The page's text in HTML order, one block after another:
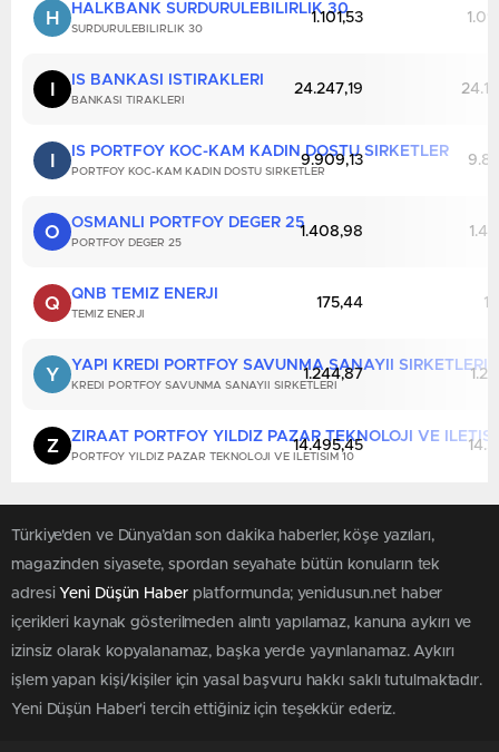
H HALKBANK SURDURULEBILIRLIK 30
SURDURULEBILIRLIK 30
1.101,53
IS BANKASI ISTIRAKLERI
BANKASI TIRAKLERI
24.247,19
IS PORTFOY KOC-KAM KADIN DOSTU SIRKETLER
PORTFOY KOC-KAM KADIN DOSTU SIRKETLER
9.909,13
O OSMANLI PORTFOY DEGER 25
PORTFOY DEGER 25
1.408,98
Q QNB TEMIZ ENERJI
TEMIZ ENERJI
175,44
Y YAPI KREDI PORTFOY SAVUNMA SANAYII SIRKETLERI
KREDI PORTFOY SAVUNMA SANAYII SIRKETLERI
1.244,87
Z ZIRAAT PORTFOY YILDIZ PAZAR TEKNOLOJI VE
PORTFOY YILDIZ PAZAR TEKNOLOJI VE ILETISIM 10
14.495,45
Türkiye'den ve Dünya’dan son dakika haberler, köşe yazıları,
magazinden siyasete, spordan seyahate bütün konuların tek
adresi Yeni Düşün Haberplatformunda; yenidusun.net haber
içerikleri kaynak gösterilmeden alıntı yapılamaz, kanuna aykırı ve
izinsiz olarak kopyalanamaz, başka yerde yayınlanamaz. Aykırı
işlem yapan kişi/kişiler için yasal başvuru hakkı saklı tutulmaktadır.
Yeni Düşün Haber'i tercih ettiğiniz için teşekkür ederiz.